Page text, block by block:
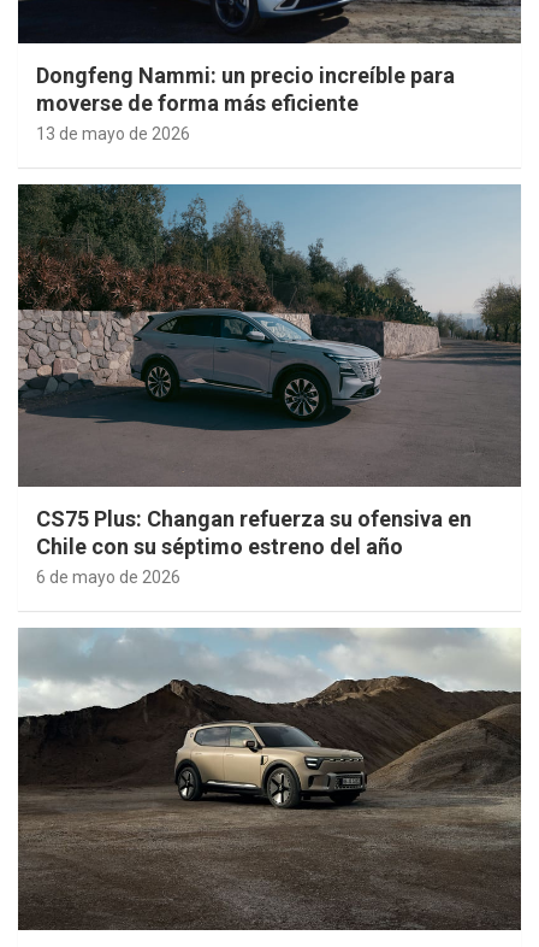
Dongfeng Nammi: un precio increíble para
moverse de forma más eficiente
13 de mayo de 2026
CS75 Plus: Changan refuerza su ofensiva en
Chile con su séptimo estreno del año
6 de mayo de 2026